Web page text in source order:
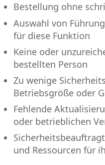
Bestellung ohne
Auswahl von
für diese Funktion
Keine oder
bestellten Person
Zu wenige
Betriebsgröße oder
Fehlende
oder betrieblichen
und Ressourcen für